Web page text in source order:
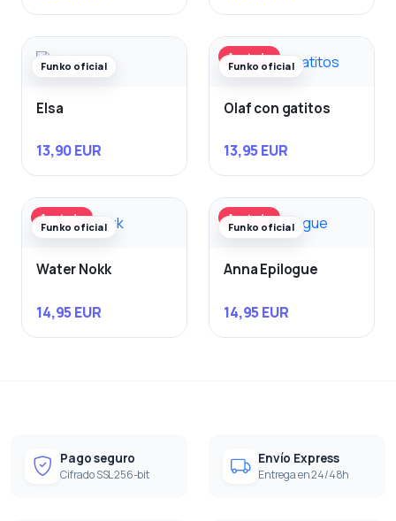
Funko oficial
Elsa
13,90 EUR
Agotado
Funko oficial
Olaf con gatitos
13,95 EUR
Agotado
Funko oficial
Water Nokk
14,95 EUR
Agotado
Funko oficial
Anna Epilogue
14,95 EUR
Pago seguro
Cifrado SSL 256-bit
Envío Express
Entrega en 24/48h